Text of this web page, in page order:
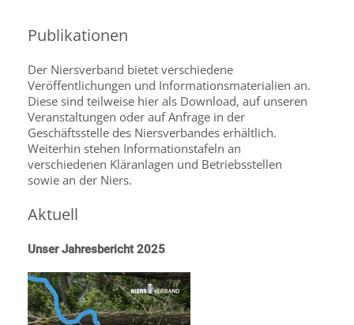
Publikationen
Der Niersverband bietet verschiedene
Veröffentlichungen und Informationsmaterialien an.
Diese sind teilweise hier als Download, auf unseren
Veranstaltungen oder auf Anfrage in der
Geschäftsstelle des Niersverbandes erhältlich.
Weiterhin stehen Informationstafeln an
verschiedenen Kläranlagen und Betriebsstellen
sowie an der Niers.
Aktuell
Unser Jahresbericht 2025